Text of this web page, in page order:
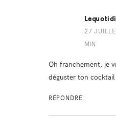
27
MIN
Oh franchement, je
déguster ton
RÉPONDRE